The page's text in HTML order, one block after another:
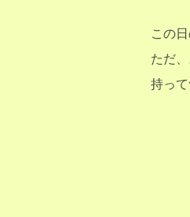
この
ただ
持って